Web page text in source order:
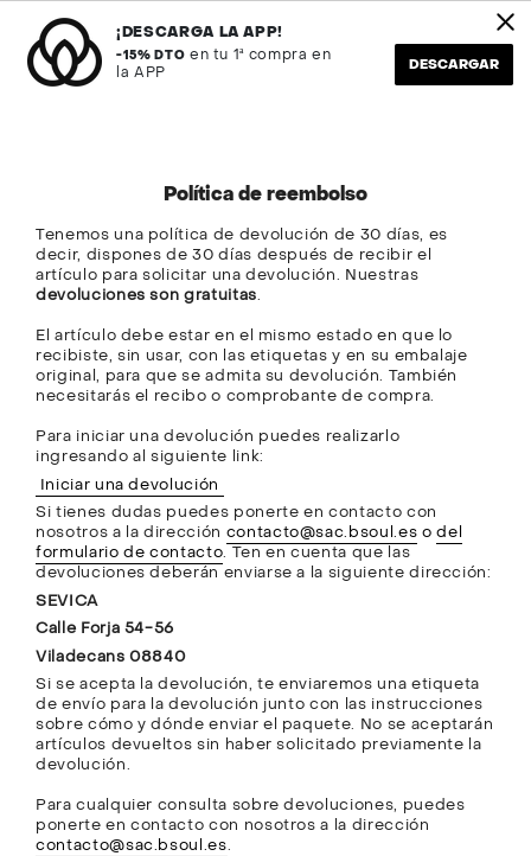
contenido
en REMATE FINAL
Búsqueda Cuenta
Política de reembolso
Tenemos una política de devolución de 30 días, es
decir, dispones de 30 días después de recibir el
artículo para solicitar una devolución. Nuestras
devoluciones son gratuitas.
El artículo debe estar en el mismo estado en que lo
recibiste, sin usar, con las etiquetas y en su embalaje
original, para que se admita su devolución. También
necesitarás el recibo o comprobante de compra.
Para iniciar una devolución puedes realizarlo
ingresando al siguiente link:
Iniciar una devolución
Si tienes dudas puedes ponerte en contacto con
nosotros a la dirección contacto@sac.bsoul.es odel
formulario de contacto. Ten en cuenta que las
devoluciones deberán enviarse a la siguiente dirección:
SEVICA
Calle Forja 54-56
Viladecans 08840
Si se acepta la devolución, te enviaremos una etiqueta
de envío para la devolución junto con las instrucciones
sobre cómo y dónde enviar el paquete. No se aceptarán
artículos devueltos sin haber solicitado previamente la
devolución.
Para cualquier consulta sobre devoluciones, puedes
ponerte en contacto con nosotros a la dirección
contacto@sac.bsoul.es.
¡DESCARGA LA APP!
-15% DTO en tu 1ª compra en
la APP
DESCARGAR